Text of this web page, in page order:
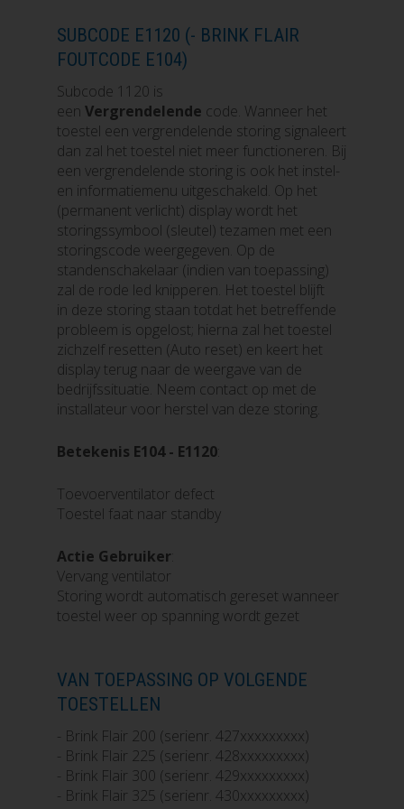
SUBCODE E1120 (- BRINK FLAIR
FOUTCODE E104)
Subcode 1120 is
een Vergrendelende code. Wanneer het
toestel een vergrendelende storing signaleert
dan zal het toestel niet meer functioneren. Bij
een vergrendelende storing is ook het instel-
en informatiemenu uitgeschakeld. Op het
(permanent verlicht) display wordt het
storingssymbool (sleutel) tezamen met een
storingscode weergegeven. Op de
standenschakelaar (indien van toepassing)
zal de rode led knipperen. Het toestel blijft
in deze storing staan totdat het betreffende
probleem is opgelost; hierna zal het toestel
zichzelf resetten (Auto reset) en keert het
display terug naar de weergave van de
bedrijfssituatie. Neem contact op met de
installateur voor herstel van deze storing.
Betekenis E104- E1120:
Toevoerventilator defect
Toestel faat naar standby
Actie Gebruiker
Vervang ventilator
Storing wordt automatisch gereset wanneer
toestel weer op spanning wordt gezet
VAN TOEPASSING OP VOLGENDE
TOESTELLEN
- Brink Flair 200 (serienr. 427xxxxxxxxx)
- Brink Flair 225 (serienr. 428xxxxxxxxx)
- Brink Flair 300 (serienr. 429xxxxxxxxx)
- Brink Flair 325 (serienr. 430xxxxxxxxx)